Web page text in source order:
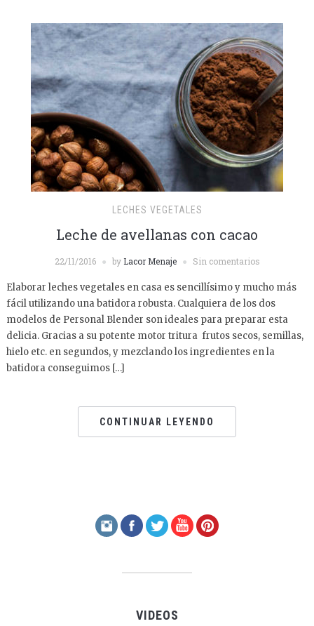
LECHES VEGETALES
Leche de avellanas con cacao
22/11/2016 by Lacor Menaje Sin comentarios
Elaborar leches vegetales en casa es sencillísimo y mucho más
fácil utilizando una batidora robusta. Cualquiera de los dos
modelos de Personal Blender son ideales para preparar esta
delicia. Gracias a su potente motor tritura frutos secos, semillas,
hielo etc. en segundos, y mezclando los ingredientes en la
batidora conseguimos […]
CONTINUAR LEYENDO
VIDEOS